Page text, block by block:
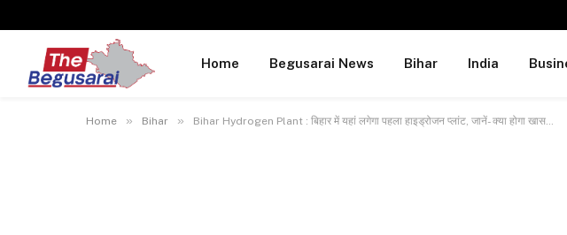
Home Begusarai News Bihar India
Home » Bihar » Bihar Hydrogen Plant : बिहार में यहां लगेगा पहला हाइड्रोजन प्लांट, जानें- क्या होगा खास…